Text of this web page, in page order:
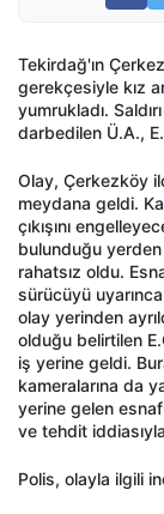
Tekirdağ'ın
gerekçesiyle kız
yumrukladı.
darbedilen Ü.A.,
Olay, Çerkezköy
meydana geldi.
çıkışını
bulunduğu
rahatsız oldu.
sürücüyü uyarınca
olay yerinden
olduğu belirtilen
iş yerine geldi.
kameralarına da
yerine gelen
ve tehdit
Polis, olayla ilgili